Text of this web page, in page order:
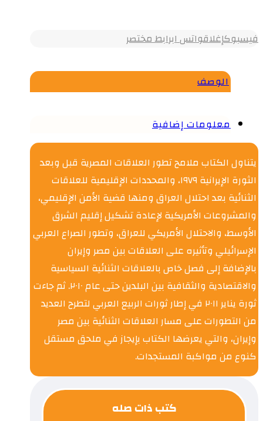
فيسبوكإغلاقواتس ابرابط مختصر
الوصف
معلومات إضافية
يتناول الكتاب ملامح تطور العلاقات المصرية قبل وبعد
الثورة الإيرانية ١٩٧٩، والمحددات الإقليمية للعلاقات
الثنائية بعد احتلال العراق ومنها قضية الأمن الإقليمي،
والمشروعات الأمريكية لإعادة تشكيل إقليم الشرق
الأوسط، والاحتلال الأمريكي للعراق، وتطور الصراع العربي
الإسرائيلي وتأثيره على العلاقات بين مصر وإيران
بالإضافة إلى فصل خاص بالعلاقات الثنائية السياسية
والاقتصادية والثقافية بين البلدين حتى عام ٢٠١٠. ثم جاءت
ثورة يناير ٢٠١١ في إطار ثورات الربيع العربي لتطرح العديد
من التطورات على مسار العلاقات الثنائية بين مصر
وإيران، والتي يعرضها الكتاب بإيجاز في ملحق مستقل
كنوع من مواكبة المستجدات.
كتب ذات صله